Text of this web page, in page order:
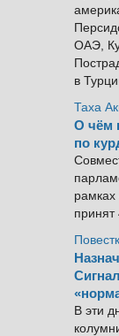
ОАЭ,
в
Таха
О чём
по
рамках
В эти